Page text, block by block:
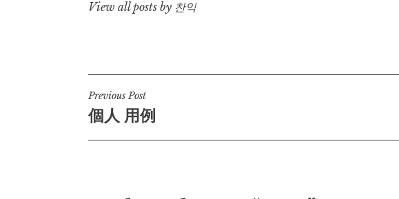
View all posts by 찬익
Post
navigation
Previous Post
個人 用例